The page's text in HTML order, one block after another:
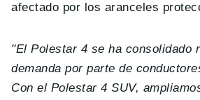
afectado por los aranceles
"El Polestar 4 se ha consolidado
demanda por parte de
Con el Polestar 4 SUV,